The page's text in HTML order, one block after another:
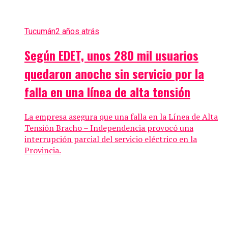
Tucumán2 años atrás
Según EDET, unos 280 mil usuarios
quedaron anoche sin servicio por la
falla en una línea de alta tensión
La empresa asegura que una falla en la Línea de Alta
Tensión Bracho – Independencia provocó una
interrupción parcial del servicio eléctrico en la
Provincia.